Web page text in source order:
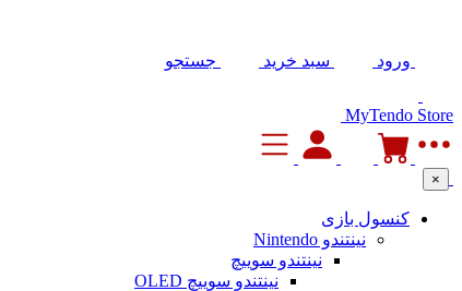
ورود سبد خرید جستجو
MyTendo Store
×
کنسول بازی
نینتندو Nintendo
نینتندو سوییچ
نینتندو سوییچ OLED